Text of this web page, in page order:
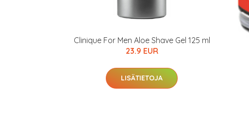
Clinique For Men Aloe Shave Gel 125 ml
23.9 EUR
LISÄTIETOJA